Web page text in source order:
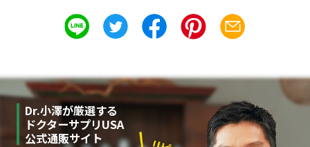
Dr.小澤が厳選する
ドクターサプリUSA
公式通販サイト